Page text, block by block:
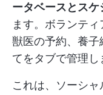
ータベースとス
ます。ボランティ
獣医の予約、養
てをタブで管理し
これは、ソーシ